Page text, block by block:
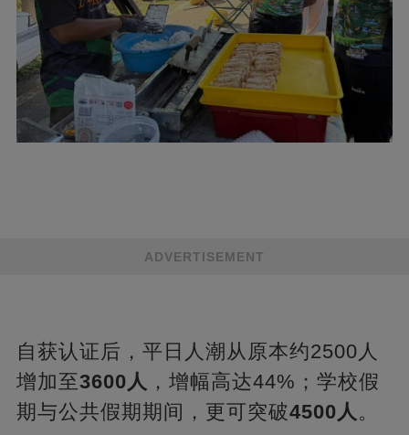
ADVERTISEMENT
自获认证后，平日人潮从原本约2500人
增加至3600人 ，增幅高达44%；学校假
期与公共假期期间，更可突破4500人。